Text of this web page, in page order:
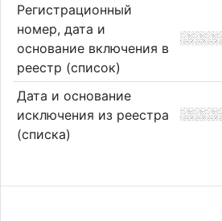
Регистрационный
номер, дата и
основание включения в
реестр (список)
Дата и основание
исключения из реестра
(списка)